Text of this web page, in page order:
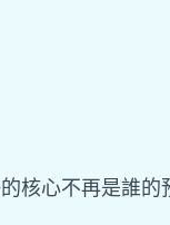
核心不再是誰的